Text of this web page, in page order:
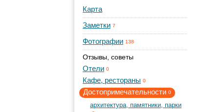
Карта
Заметки 7
Фотографии 138
Отзывы, советы
Отели 0
Кафе, рестораны 0
Достопримечательности 0
архитектура, памятники, парки